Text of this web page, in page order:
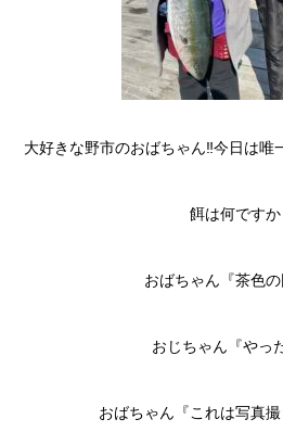
大好きな野市のおばちゃん‼️今日は唯
餌は何ですか
おばちゃん『茶色の
おじちゃん『やっ
おばちゃん『これは写真撮